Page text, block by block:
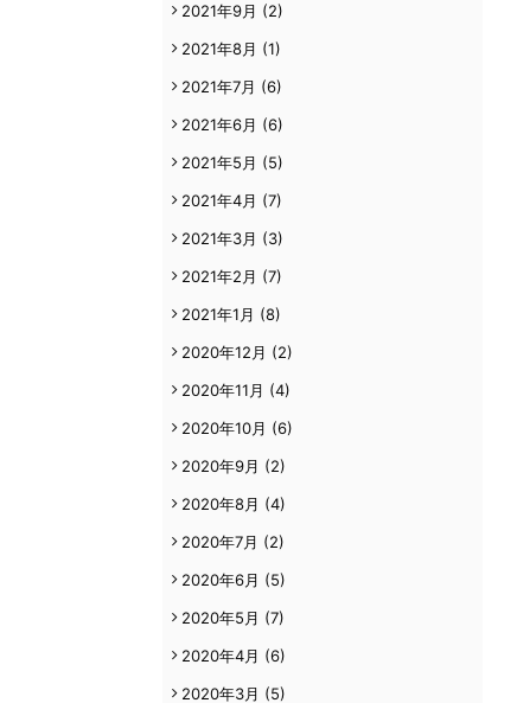
2021年9月 (2)
2021年8月 (1)
2021年7月 (6)
2021年6月 (6)
2021年5月 (5)
2021年4月 (7)
2021年3月 (3)
2021年2月 (7)
2021年1月 (8)
2020年12月 (2)
2020年11月 (4)
2020年10月 (6)
2020年9月 (2)
2020年8月 (4)
2020年7月 (2)
2020年6月 (5)
2020年5月 (7)
2020年4月 (6)
2020年3月 (5)